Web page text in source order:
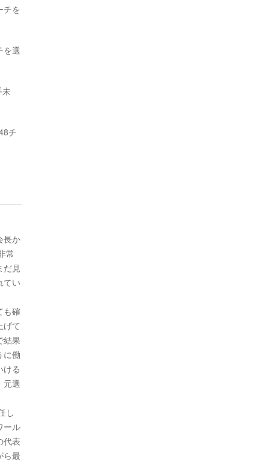
チを
を選
チ
長か
常
だ見
てい
も確
げて
結果
に働
ける
元選
し
ール
代表
ら最